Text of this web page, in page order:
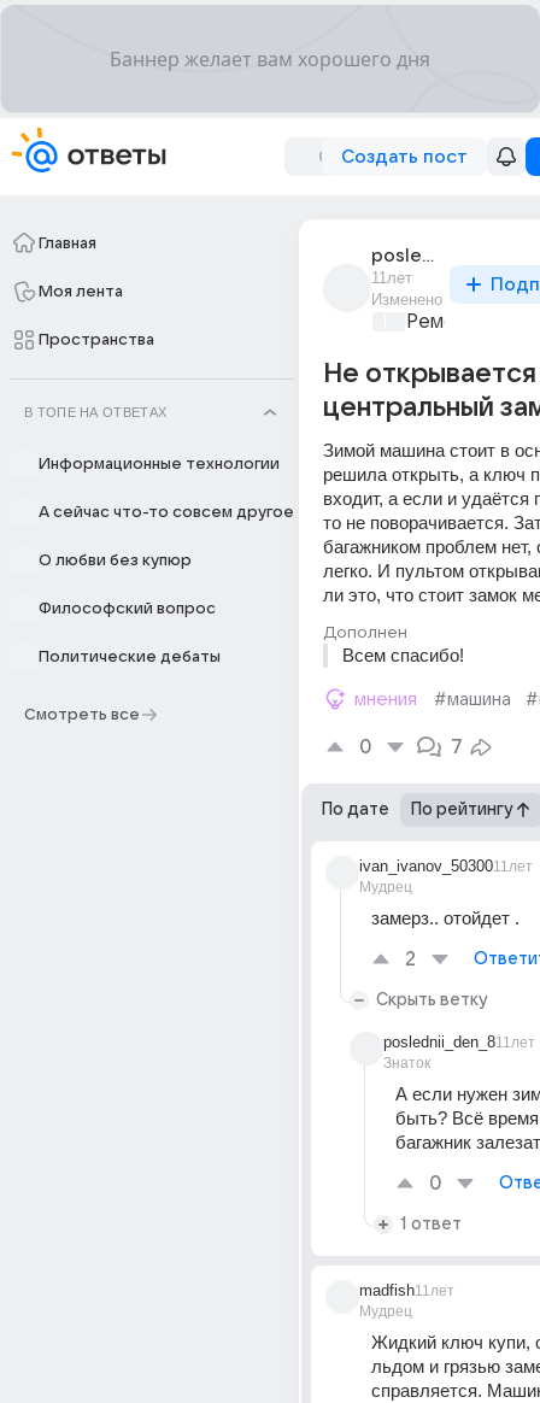
Создать пост
Главная
Моя лента
Пространства
В ТОПЕ НА ОТВЕТАХ
Информационные технологии
А сейчас что-то совсем другое
О любви без купюр
Философский вопрос
Политические дебаты
Смотреть все
poslednii_den_8
11лет
Изменено
Ремонт и
Не открывается
центральный
Зимой машина стоит в
решила открыть, а ключ
входит, а если и удаётся
то не поворачивается.
багажником проблем нет,
легко. И пультом
ли это, что стоит замок
Дополнен
Всем спасибо!
мнения #машина
0 7
По дате По рейтингу
ivan_ivanov_50300
Мудрец
11лет
замерз.. отойдет .
2
Скрыть ветку
poslednii_den_8
Знаток
11лет
А если нужен
быть? Всё время
багажник
0
1 ответ
madfish
Мудрец
11лет
Жидкий ключ купи,
льдом и грязью
справляется.